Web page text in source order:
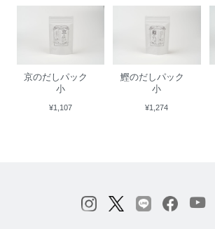
京のだしパック
小
¥1,107
鰹のだしパック
小
¥1,274